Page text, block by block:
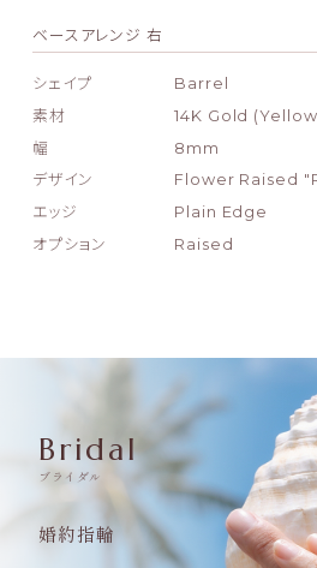
ベースアレンジ 右
シェイプ
Barrel
素材
14K Gold
幅
8mm
デザイン
Flower Raised
エッジ
Plain Edge
オプション
Raised
Bridal
ブライダル
婚約指輪